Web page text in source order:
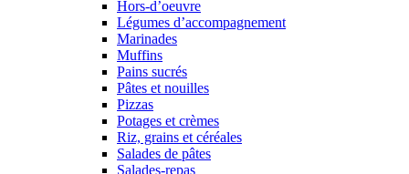
Hors-d’oeuvre
Légumes d’accompagnement
Marinades
Muffins
Pains sucrés
Pâtes et nouilles
Pizzas
Potages et crèmes
Riz, grains et céréales
Salades de pâtes
Salades-repas